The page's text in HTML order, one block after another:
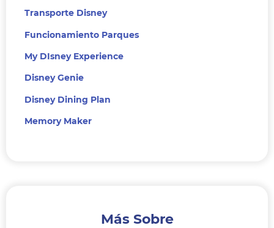
Transporte Disney
Funcionamiento Parques
My DIsney Experience
Disney Genie
Disney Dining Plan
Memory Maker
Más Sobre